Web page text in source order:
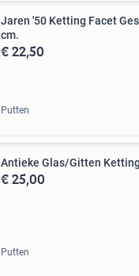
Jaren '50 Ketting Facet
cm.
€ 22,50
Putten
Antieke Glas/Gitten
€ 25,00
Putten